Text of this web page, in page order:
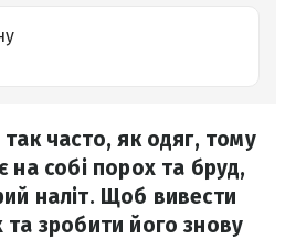
часто, як одяг, тому
на собі порох та бруд,
наліт. Щоб вивести
та зробити його знову